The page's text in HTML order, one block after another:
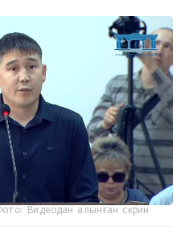
Видеодан алынған скрин